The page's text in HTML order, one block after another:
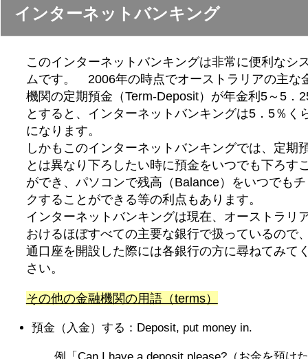
インターネットバンキング
このインターネットバンキングは非常に便利なシ
ムです。 2006年の時点でオーストラリアの主な
機関の定期預金（Term-Deposit）が年金利5～5．
とすると、インターネットバンキングは5．5％く
になります。
しかもこのインターネットバンキングでは、定期
とは異なり下ろしたい時に預金をいつでも下ろす
ができ、パソコンで残高（Balance）をいつでも
クすることができる等の利点もあります。
インターネットバンキングは現在、オーストラリ
おけるほぼすべての主要な銀行で扱っているので
通口座を開設した際には各銀行の方に尋ねてみて
さい。
その他の金融機関の用語（terms）
預金（入金）する：Deposit, put money in.
例「Can I have a deposit please?（お金を預け